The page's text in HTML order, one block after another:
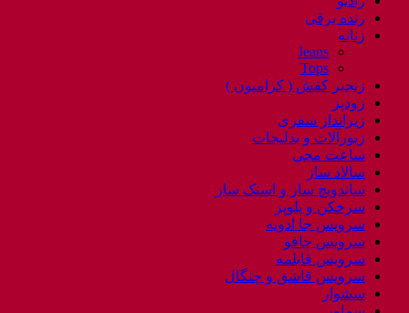
رنده برقی
زنانه
Jeans
Tops
زنجیر کفش ( کرامپون )
زودپز
زیرانداز سفری
زیورآلات و بدلیجات
ساعت مچی
سالاد ساز
ساندویچ ساز و اسنک ساز
سرخکن و پلوپز
سرویس جا ادویه
سرویس چاقو
سرویس قابلمه
سرویس قاشق و چنگال
سشوار